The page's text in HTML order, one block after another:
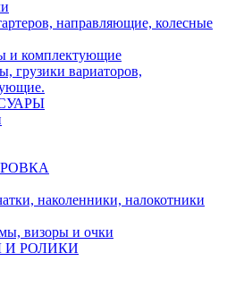
направляющие, колесные
и комплектующие
грузики вариаторов,
наколенники, налокотники
визоры и очки
И РОЛИКИ